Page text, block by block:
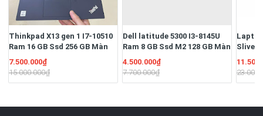
Thinkpad X13 gen 1 I7-10510
Ram 16 GB Ssd 256 GB Màn
13.3" Full HD Ngoại hình đẹp
Pin 3-4h
7.500.000₫
15.000.000₫
Dell latitude 5300 I3-8145U
Ram 8 GB Ssd M2 128 GB Màn
hình 13”3 Full HD Pin 3-4h
4.500.000₫
7.700.000₫
Laptop
Sliver/
16G/
13.3"